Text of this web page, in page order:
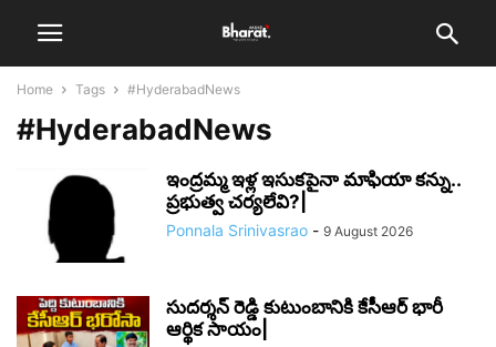
Home Tags #HyderabadNews
#HyderabadNews
ఇంద్రమ్మ ఇళ్ల ఇసుకపైనా మాఫియా కన్ను..
ప్రభుత్వ చర్యలేవి?|
Ponnala Srinivasrao - 9 August 2026
సుదర్శన్ రెడ్డి కుటుంబానికి కేసీఆర్ భారీ
ఆర్థిక సాయం|